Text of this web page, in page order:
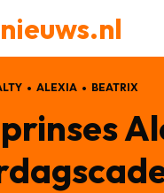
ALEXIA BEATRIX